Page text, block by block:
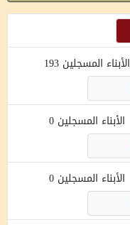
الأبناء المسجلين 193
الأبناء المسجلين 0
الأبناء المسجلين 0